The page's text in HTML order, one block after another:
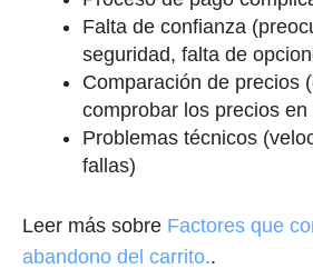
Falta de confianza
seguridad, falta de
Comparación de precios
comprobar los precios
Problemas técnicos
fallas)
Leer más sobre Factores que
abandono del carrito..